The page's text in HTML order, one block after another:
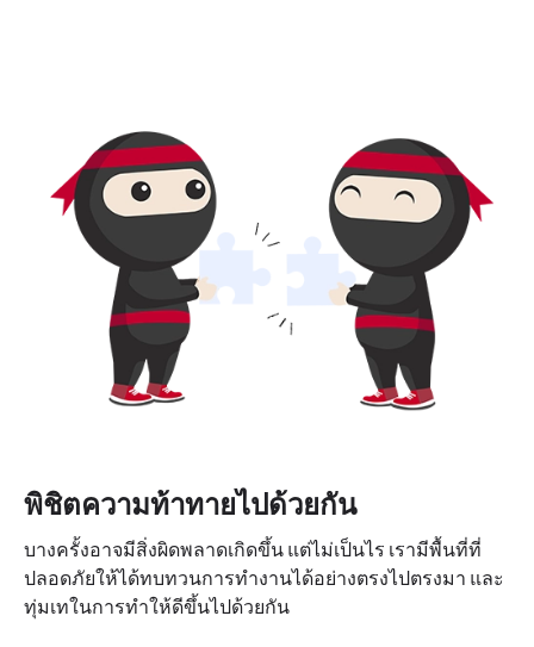
พิชิตความท้าทายไปด้วยกัน
บางครั้งอาจมีสิ่งผิดพลาดเกิดขึ้น แต่ไม่เป็นไร เรามีพื้นที่ที่
ปลอดภัยให้ได้ทบทวนการทำงานได้อย่างตรงไปตรงมา และ
ทุ่มเทในการทำให้ดีขึ้นไปด้วยกัน